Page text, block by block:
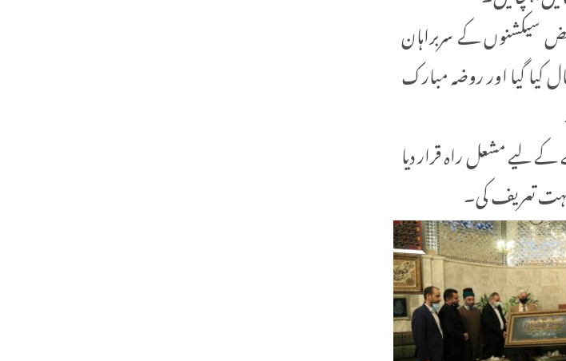
سیکشنوں کے سربراہان
کیا گیا اور روضہ مبارک
لیے مشعل راہ قرار دیا
تعریف کی۔